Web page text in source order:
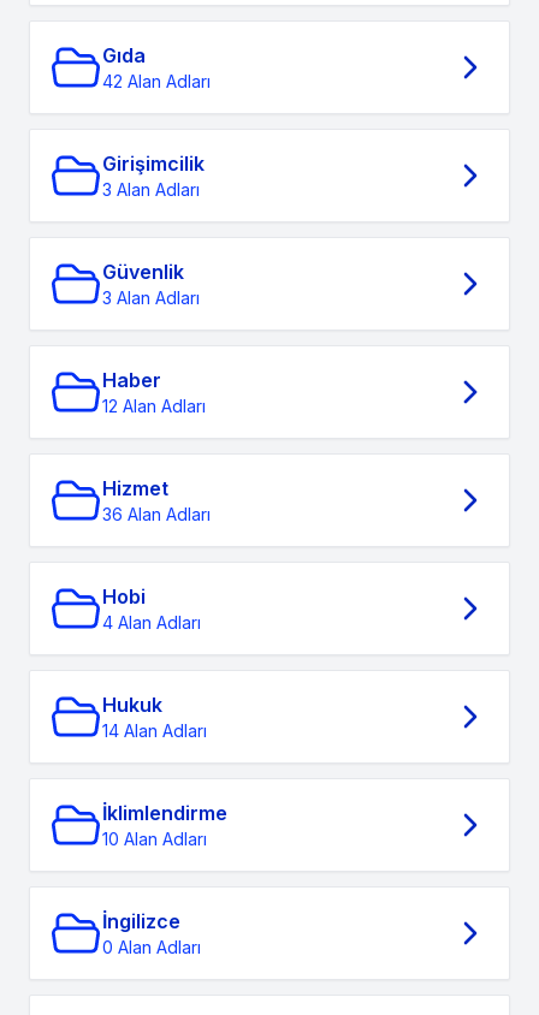
Gıda
42 Alan Adları
Girişimcilik
3 Alan Adları
Güvenlik
3 Alan Adları
Haber
12 Alan Adları
Hizmet
36 Alan Adları
Hobi
4 Alan Adları
Hukuk
14 Alan Adları
İklimlendirme
10 Alan Adları
İngilizce
0 Alan Adları